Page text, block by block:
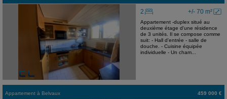
+/- 70 m²
2
Appartement -duplex situé au
deuxième étage d'une résidence
de 3 unités. Il se compose comme
suit: - Hall d'entrée - salle de
douche. - Cuisine équipée
individuelle - Un cham...
Appartement à Belvaux 459 000 €